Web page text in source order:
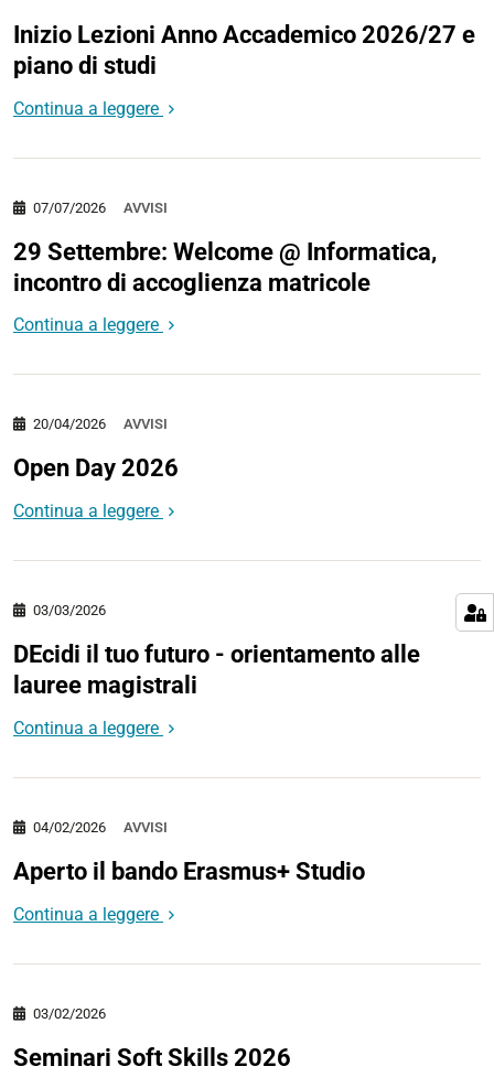
Inizio Lezioni Anno Accademico 2026/27 e
piano di studi
Continua a leggere
AVVISI
07/07/2026
29 Settembre: Welcome @ Informatica,
incontro di accoglienza matricole
Continua a leggere
AVVISI
20/04/2026
Open Day 2026
Continua a leggere
03/03/2026
DEcidi il tuo futuro - orientamento alle
lauree magistrali
Continua a leggere
AVVISI
04/02/2026
Aperto il bando Erasmus+ Studio
Continua a leggere
03/02/2026
Seminari Soft Skills 2026